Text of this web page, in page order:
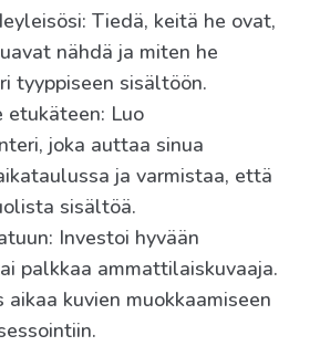
Tiedä, keitä he ovat,
nähdä ja miten he
tyyppiseen sisältöön.
etukäteen: Luo
joka auttaa sinua
ja varmistaa, että
sisältöä.
Investoi hyvään
palkkaa ammattilaiskuvaaja.
aikaa kuvien muokkaamiseen